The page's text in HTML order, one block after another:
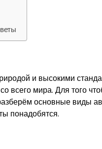
и высокими
всего мира. Для того
основные виды
понадобятся.